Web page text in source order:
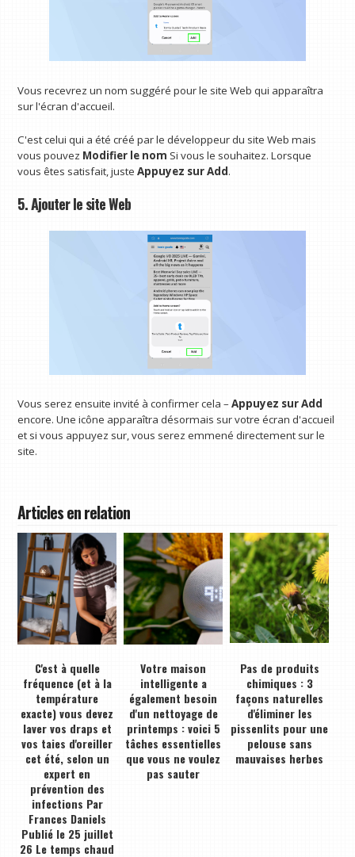
Vous recevrez un nom suggéré pour le site Web qui apparaîtra
sur l'écran d'accueil.
C'est celui qui a été créé par le développeur du site Web mais
vous pouvez Modifier le nomSi vous le souhaitez. Lorsque
vous êtes satisfait, justeAppuyez sur Add.
5. Ajouter le site Web
Vous serez ensuite invité à confirmer cela –Appuyez sur Add
encore. Une icône apparaîtra désormais sur votre écran d'accueil
et si vous appuyez sur, vous serez emmené directement sur le
site.
Articles en relation
C'est à quelle
fréquence (et à la
température
exacte) vous devez
laver vos draps et
vos taies d'oreiller
cet été, selon un
expert en
prévention des
infections Par
Frances Daniels
Publié le 25 juillet
26 Le temps chaud
Votre maison
intelligente a
également besoin
d'un nettoyage de
printemps : voici 5
tâches essentielles
que vous ne voulez
pas sauter
Pas de produits
chimiques : 3
façons naturelles
d'éliminer les
pissenlits pour une
pelouse sans
mauvaises herbes